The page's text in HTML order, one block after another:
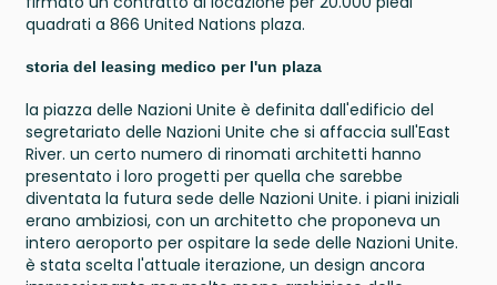
quadrati a 866 United Nations plaza.
storia del leasing medico per l'un plaza
la piazza delle Nazioni Unite è definita dall'edificio del
segretariato delle Nazioni Unite che si affaccia sull'East
River. un certo numero di rinomati architetti hanno
presentato i loro progetti per quella che sarebbe
diventata la futura sede delle Nazioni Unite. i piani iniziali
erano ambiziosi, con un architetto che proponeva un
intero aeroporto per ospitare la sede delle Nazioni Unite.
è stata scelta l'attuale iterazione, un design ancora